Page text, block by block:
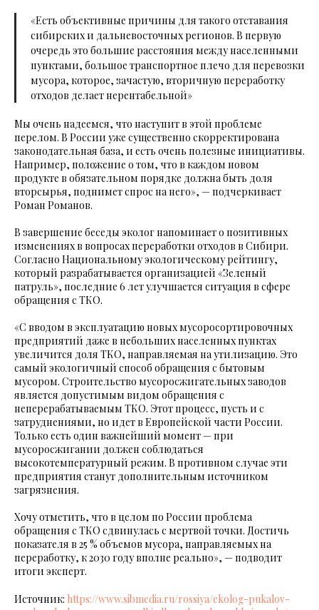
«Есть объективные причины для такого отставания
сибирских и дальневосточных регионов. В первую
очередь это большие расстояния между населенными
пунктами, большое транспортное плечо для перевозки
мусора, которое, зачастую, вторичную переработку
отходов делает нерентабельной»
Мы очень надеемся, что наступит в этой проблеме
перелом. В России уже существенно скорректирована
законодательная база, и есть очень полезные инициативы.
Например, положение о том, что в каждом новом
продукте в обязательном порядке должна быть доля
вторсырья, поднимет спрос на него», — подчеркивает
Роман Романов.
В завершение беседы эколог напоминает о позитивных
изменениях в вопросах переработки отходов в Сибири.
Согласно Национальному экологическому рейтингу,
который разрабатывается организацией «Зеленый
патруль», последние 6 лет улучшается ситуация в сфере
обращения с ТКО.
«С вводом в эксплуатацию новых мусоросортировочных
предприятий даже в небольших населенных пунктах
увеличится доля ТКО, направляемая на утилизацию. Это
самый экологичный способ обращения с бытовым
мусором. Строительство мусоросжигательных заводов
является допустимым видом обращения с
неперерабатываемым ТКО. Этот процесс, пусть и с
затруднениями, но идет в Европейской части России.
Только есть один важнейший момент — при
мусоросжигании должен соблюдаться
высокотемпературный режим. В противном случае эти
предприятия станут дополнительным источником
загрязнения.
Хочу отметить, что в целом по России проблема
обращения с ТКО сдвинулась с мертвой точки. Достичь
показателя в 25 % объемов мусора, направляемых на
переработку, к 2030 году вполне реально», — подводит
итоги эксперт.
Источник: https://www.sibmedia.ru/rossiya/ekolog-pukalov-